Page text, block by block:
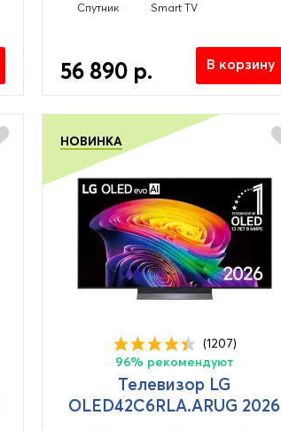
Спутник Smart TV
56 890 р. В корзину
НОВИНКА
(1207)
96% рекомендуют
Телевизор LG
OLED42C6RLA.ARUG 2026